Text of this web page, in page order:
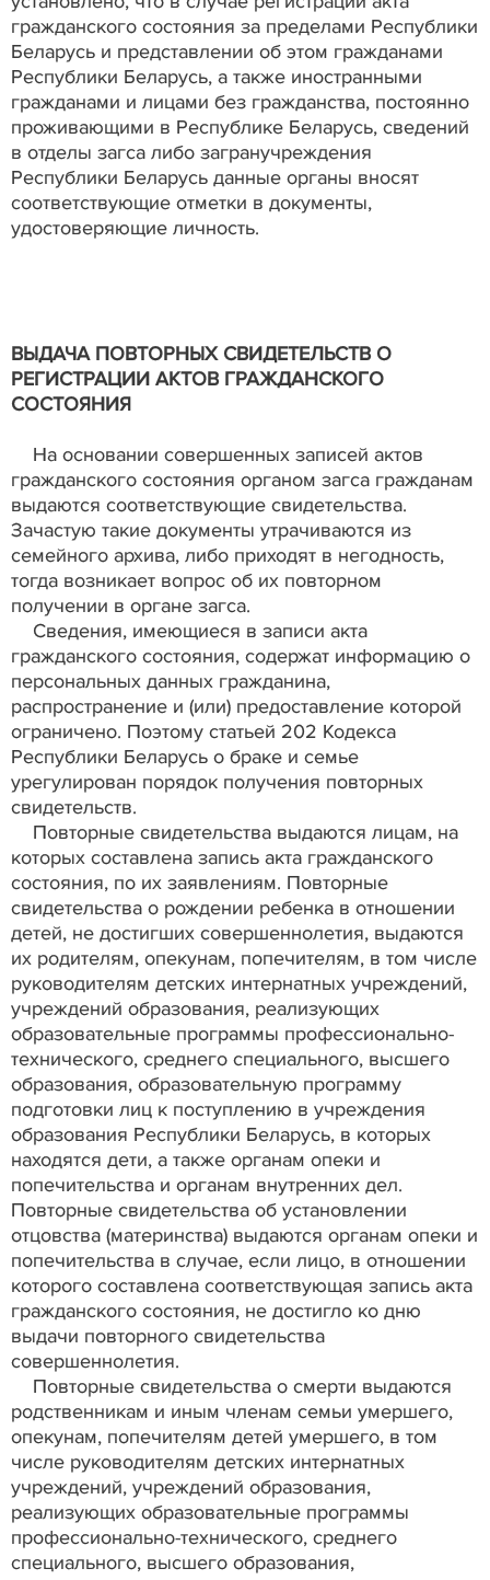
гражданского состояния за пределами Республики
Беларусь и представлении об этом гражданами
Республики Беларусь, а также иностранными
гражданами и лицами без гражданства, постоянно
проживающими в Республике Беларусь, сведений
в отделы загса либо загранучреждения
Республики Беларусь данные органы вносят
соответствующие отметки в документы,
удостоверяющие личность.
ВЫДАЧА ПОВТОРНЫХ СВИДЕТЕЛЬСТВ О
РЕГИСТРАЦИИ АКТОВ ГРАЖДАНСКОГО
СОСТОЯНИЯ
На основании совершенных записей актов
гражданского состояния органом загса гражданам
выдаются соответствующие свидетельства.
Зачастую такие документы утрачиваются из
семейного архива, либо приходят в негодность,
тогда возникает вопрос об их повторном
получении в органе загса.
Сведения, имеющиеся в записи акта
гражданского состояния, содержат информацию о
персональных данных гражданина,
распространение и (или) предоставление которой
ограничено. Поэтому статьей 202 Кодекса
Республики Беларусь о браке и семье
урегулирован порядок получения повторных
свидетельств.
Повторные свидетельства выдаются лицам, на
которых составлена запись акта гражданского
состояния, по их заявлениям. Повторные
свидетельства о рождении ребенка в отношении
детей, не достигших совершеннолетия, выдаются
их родителям, опекунам, попечителям, в том числе
руководителям детских интернатных учреждений,
учреждений образования, реализующих
образовательные программы профессионально-
технического, среднего специального, высшего
образования, образовательную программу
подготовки лиц к поступлению в учреждения
образования Республики Беларусь, в которых
находятся дети, а также органам опеки и
попечительства и органам внутренних дел.
Повторные свидетельства об установлении
отцовства (материнства) выдаются органам опеки и
попечительства в случае, если лицо, в отношении
которого составлена соответствующая запись акта
гражданского состояния, не достигло ко дню
выдачи повторного свидетельства
совершеннолетия.
Повторные свидетельства о смерти выдаются
родственникам и иным членам семьи умершего,
опекунам, попечителям детей умершего, в том
числе руководителям детских интернатных
учреждений, учреждений образования,
реализующих образовательные программы
профессионально-технического, среднего
специального, высшего образования,